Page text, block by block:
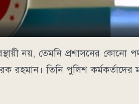
নয়, তেমনি প্রশাসনের
রহমান। তিনি পুলিশ